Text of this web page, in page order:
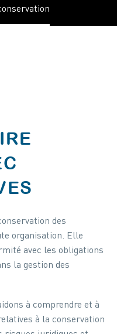
des
organisation. Elle
avec les obligations
la gestion des
à comprendre et à
à la conservation